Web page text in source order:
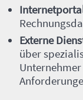
Externe
über